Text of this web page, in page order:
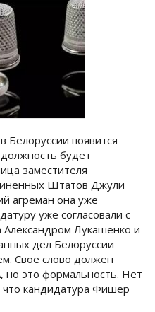
Белоруссии появится
будет
заместителя
Штатов Джули
агреман она уже
уже согласовали с
Александром Лукашенко и
дел Белоруссии
Свое слово должен
но это формальность. Нет
что кандидатура Фишер